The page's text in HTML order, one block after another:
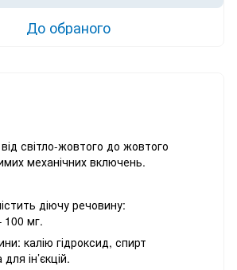
До обраного
світло-жовтого до жовтого
механічних включень.
діючу речовину:
100 мг.
калію гідроксид, спирт
ін’єкцій.